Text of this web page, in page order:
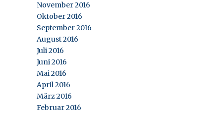
November 2016
Oktober 2016
September 2016
August 2016
Juli 2016
Juni 2016
Mai 2016
April 2016
März 2016
Februar 2016